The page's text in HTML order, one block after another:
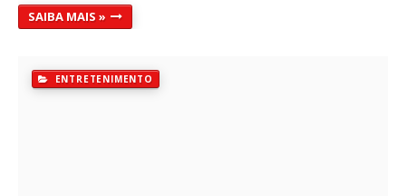
SAIBA MAIS »
ENTRETENIMENTO